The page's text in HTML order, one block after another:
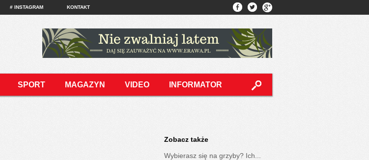
# INSTAGRAM KONTAKT
SPORT MAGAZYN VIDEO INFORMATOR
Zobacz także
Wybierasz się na grzyby? Ich...